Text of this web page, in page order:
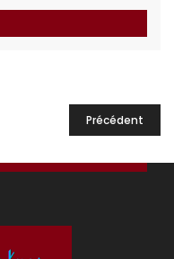
de foret, d’un
de faire gîte et
Précédent